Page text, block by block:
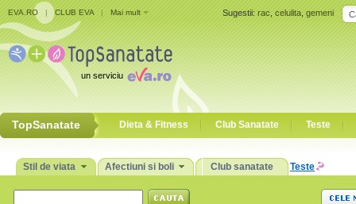
Sugestii: rac,celulita,gemeni
EVA.RO | CLUB EVA | Mai mult
un serviciu
TopSanatate Dieta & Fitness Club Sanatate Teste
Stil de viata Afectiuni si boli Club sanatate Teste